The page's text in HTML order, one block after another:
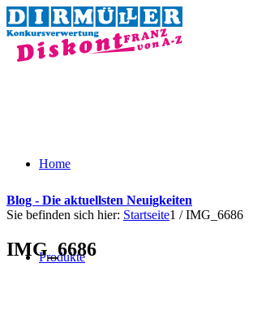
Home
Produkte
Blog - Die aktuellsten Neuigkeiten
Sie befinden sich hier: Startseite1 / IMG_6686
IMG_6686